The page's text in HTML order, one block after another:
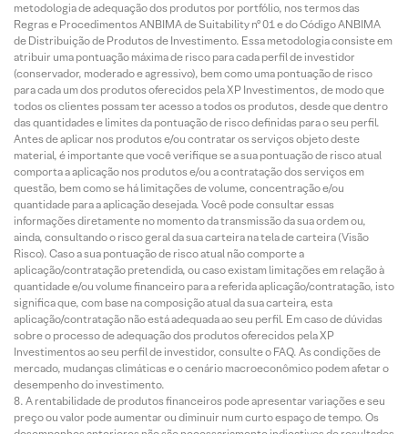
metodologia de adequação dos produtos por portfólio, nos termos das
Regras e Procedimentos ANBIMA de Suitability nº 01 e do Código ANBIMA
de Distribuição de Produtos de Investimento. Essa metodologia consiste em
atribuir uma pontuação máxima de risco para cada perfil de investidor
(conservador, moderado e agressivo), bem como uma pontuação de risco
para cada um dos produtos oferecidos pela XP Investimentos, de modo que
todos os clientes possam ter acesso a todos os produtos, desde que dentro
das quantidades e limites da pontuação de risco definidas para o seu perfil.
Antes de aplicar nos produtos e/ou contratar os serviços objeto deste
material, é importante que você verifique se a sua pontuação de risco atual
comporta a aplicação nos produtos e/ou a contratação dos serviços em
questão, bem como se há limitações de volume, concentração e/ou
quantidade para a aplicação desejada. Você pode consultar essas
informações diretamente no momento da transmissão da sua ordem ou,
ainda, consultando o risco geral da sua carteira na tela de carteira (Visão
Risco). Caso a sua pontuação de risco atual não comporte a
aplicação/contratação pretendida, ou caso existam limitações em relação à
quantidade e/ou volume financeiro para a referida aplicação/contratação, isto
significa que, com base na composição atual da sua carteira, esta
aplicação/contratação não está adequada ao seu perfil. Em caso de dúvidas
sobre o processo de adequação dos produtos oferecidos pela XP
Investimentos ao seu perfil de investidor, consulte o FAQ. As condições de
mercado, mudanças climáticas e o cenário macroeconômico podem afetar o
desempenho do investimento.
A rentabilidade de produtos financeiros pode apresentar variações e seu
preço ou valor pode aumentar ou diminuir num curto espaço de tempo. Os